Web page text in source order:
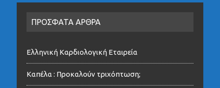
ΠΡΟΣΦΑΤΑ ΑΡΘΡΑ
Ελληνική Καρδιολογική Εταιρεία
Καπέλα : Προκαλούν τριχόπτωση;